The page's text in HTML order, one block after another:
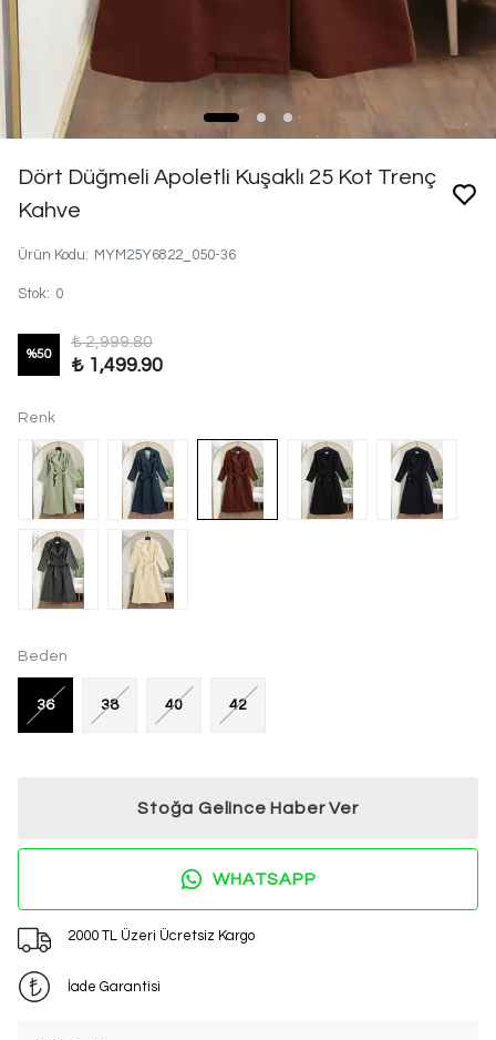
Dört Düğmeli Apoletli Kuşaklı 25 Kot Trenç
Kahve
Ürün Kodu: MYM25Y6822_050-36
Stok: 0
%50
₺ 2,999.80
₺ 1,499.90
Renk
Beden
36 38 40 42
Stoğa Gelince Haber Ver
WHATSAPP
2000 TL Üzeri Ücretsiz Kargo
İade Garantisi